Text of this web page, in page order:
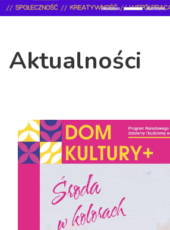
Aktualności